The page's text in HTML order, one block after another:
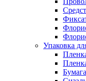
Упаковка